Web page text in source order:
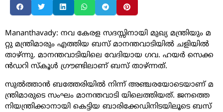
Mananthavady: ന​വ ​കേ​ര​ള സ​ദ​സ്സി​നാ​യി മു​ഖ്യ ​മ​ന്ത്രി​യും മ​
റ്റു മ​ന്ത്രി​മാ​രും എ​ത്തി​യ ബ​സ് മാന​ന്ത​വാ​ടി​യി​ൽ ച​ളി​യി​ൽ
താ​ഴ്‌​ന്നു. മാ​ന​ന്ത​വാ​ടി​യി​ലെ വേ​ദി​യാ​യ ഗ​വ. ഹ​യ​ർ സെ​ക്ക​
ൻ​ഡ​റി സ്കൂ​ൾ ഗ്രൗ​ണ്ടി​ലാ​ണ് ബ​സ് താ​ഴ്ന്ന​ത്.
സു​ൽ​ത്താ​ൻ ബ​ത്തേ​രി​യി​ൽ​ നി​ന്ന് അ​ഞ്ച​ര​യോ​ടെ​യാ​ണ് മ​
ന്ത്രി​മാ​രു​ടെ സം​ഘം മാനന്തവാടി​ യി​ലെ​ത്തി​യ​ത്. ജ​ന​ത്തെ
നി​യ​ന്ത്രി​ക്കാ​നാ​യി കെ​ട്ടി​യ ബാ​രി​ക്കേ​ഡി​നി​ട​യി​ലൂ​ടെ ബ​സ്